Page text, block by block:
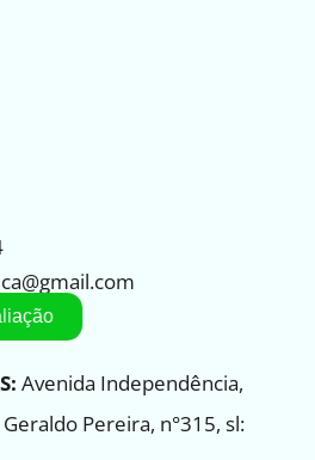
Avenida Independência,
Geraldo Pereira, n°315, sl: